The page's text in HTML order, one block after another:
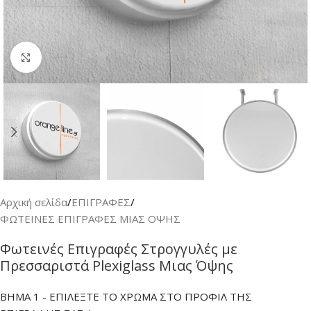
Κλικ για μεγέθυνση
Αρχική σελίδα/ΕΠΙΓΡΑΦΕΣ/
ΦΩΤΕΙΝΕΣ ΕΠΙΓΡΑΦΕΣ ΜΙΑΣ ΟΨΗΣ
Φωτεινές Επιγραφές Στρογγυλές με
Πρεσσαριστά Plexiglass Μιας Όψης
ΒΗΜΑ 1 - ΕΠΙΛΕΞΤΕ ΤΟ ΧΡΩΜΑ ΣΤΟ ΠΡΟΦΙΛ ΤΗΣ